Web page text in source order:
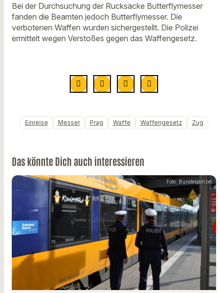
Bei der Durchsuchung der Rucksäcke Butterflymesser
fanden die Beamten jedoch Butterflymesser. Die
verbotenen Waffen wurden sichergestellt. Die Polizei
ermittelt wegen Verstoßes gegen das Waffengesetz.
Einreise Messer Prag Waffe Waffengesetz Zug
Das könnte Dich auch interessieren
Foto: Bundespolizei